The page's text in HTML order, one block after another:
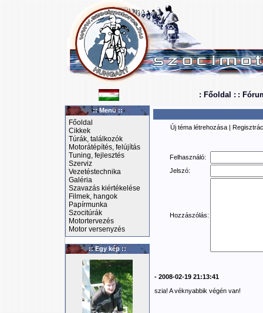
: Főoldal : :
:: Menü ::
Főoldal
Cikkek
Túrák, találkozók
Motorátépítés, felújítás
Tuning, fejlesztés
Szerviz
Vezetéstechnika
Galéria
Szavazás kiértékelése
Filmek, hangok
Papírmunka
Szocitúrák
Motortervezés
Motor versenyzés
:: Egy kép ::
Új téma létrehozása |
Felhasználó:
Jelszó:
Hozzászólás:
- 2008-02-19 21:13:41
szia! A véknyabbik végén van!